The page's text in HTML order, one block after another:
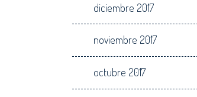
diciembre 2017
noviembre 2017
octubre 2017